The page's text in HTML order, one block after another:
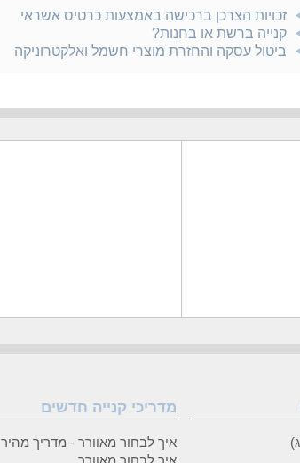
זכויות הצרכן ברכישה באמצעות כרטיס אשראי
קנייה ברשת או בחנות?
ביטול עסקה והחזרת מוצרי חשמל ואלקטרוניקה
מדריכי קנייה חדשים
איך לבחור מאוורר - מדריך מהיר
איך לבחור מאוורר